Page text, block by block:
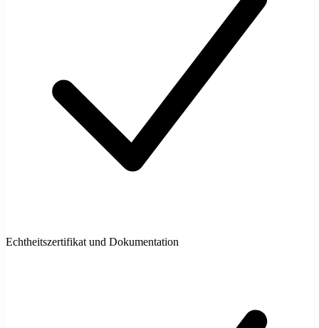
Echtheitszertifikat und Dokumentation